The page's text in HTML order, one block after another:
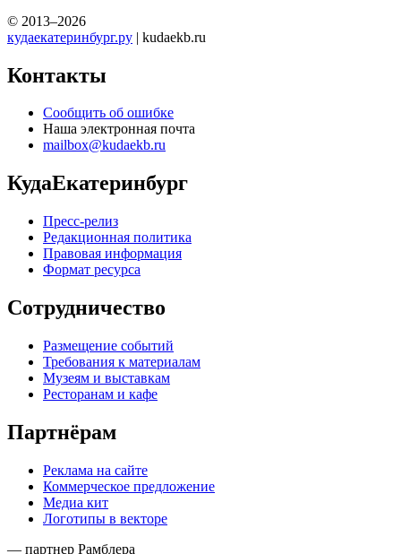
© 2013–2026
кудаекатеринбург.ру | kudaekb.ru
Контакты
Сообщить об ошибке
Наша электронная почта
mailbox@kudaekb.ru
КудаЕкатеринбург
Пресс-релиз
Редакционная политика
Правовая информация
Формат ресурса
Сотрудничество
Размещение событий
Требования к материалам
Музеям и выставкам
Ресторанам и кафе
Партнёрам
Реклама на сайте
Коммерческое предложение
Медиа кит
Логотипы в векторе
— партнер Рамблера